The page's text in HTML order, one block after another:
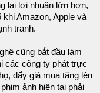
lại lợi nhuận lớn hơn,
Amazon, Apple và
tranh.
cũng bắt đầu làm
các công ty phát trực
đẩy giá mua tăng lên
ảnh hiện tại phải